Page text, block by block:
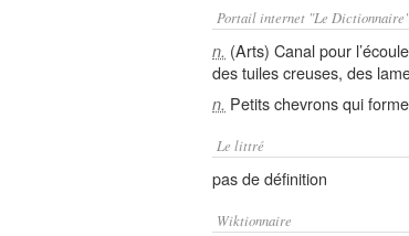
Portail internet "Le Dictionnaire"
n. (Arts) Canal pour
des tuiles creuses, des
n. Petits chevrons qui
Le littré
pas de définition
Wiktionnaire